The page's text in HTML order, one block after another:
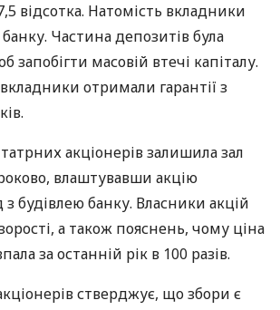
відсотка. Натомість вкладники
Частина депозитів була
запобігти масовій втечі капіталу.
отримали гарантії з
акціонерів залишила зал
влаштувавши акцію
будівлею банку. Власники акцій
а також пояснень, чому ціна
за останній рік в 100 разів.
стверджує, що збори є